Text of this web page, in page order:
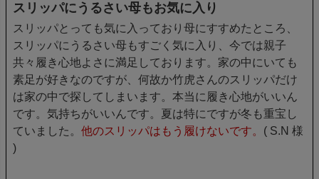
スリッパにうるさい母もお気に入り
スリッパとっても気に入っており母にすすめたところ、
スリッパにうるさい母もすごく気に入り、今では親子
共々履き心地よさに満足しております。家の中にいても
素足が好きなのですが、何故か竹虎さんのスリッパだけ
は家の中で探してしまいます。本当に履き心地がいいん
です。気持ちがいいんです。夏は特にですが冬も重宝し
ていました。他のスリッパはもう履けないです。 ( S.N 様
)